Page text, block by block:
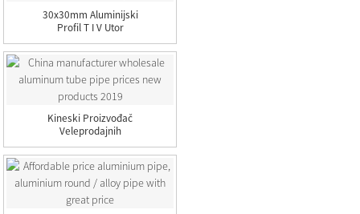
30x30mm Aluminijski
Profil T I V Utor
Aluminijski...
Kineski Proizvođač
Veleprodajnih
Aluminijskih Cijevi...